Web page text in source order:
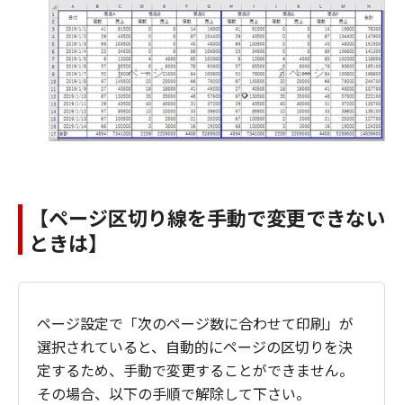
【ページ区切り線を手動で変更できない
ときは】
ページ設定で「次のページ数に合わせて印刷」が
選択されていると、自動的にページの区切りを決
定するため、手動で変更することができません。
その場合、以下の手順で解除して下さい。